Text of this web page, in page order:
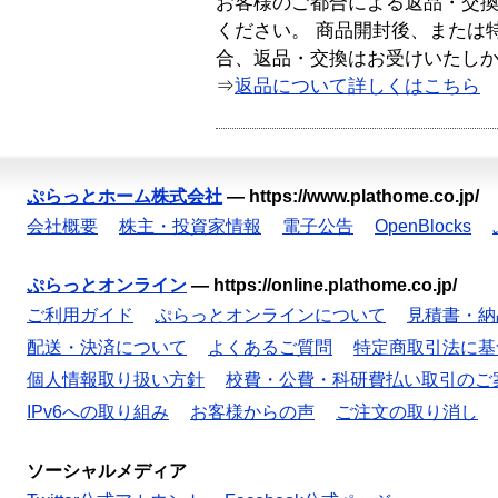
ください。 商品開封後、または
合、返品・交換はお受けいたし
⇒返品について詳しくはこちら
ぷらっとホーム株式会社 — https://www.plathome.co.jp/
会社概要
株主・投資家情報 電子公告 OpenBlocks
ぷらっとオンライン — https://online.plathome.co.jp/
ご利用ガイド
ぷらっとオンラインについて
見積書・
配送・決済について
よくあるご質問
特定商取引法に
個人情報取り扱い方針
校費・公費・科研費払い取引のご
IPv6への取り組み
お客様からの声 ご注文の取り消し
ソーシャルメディア